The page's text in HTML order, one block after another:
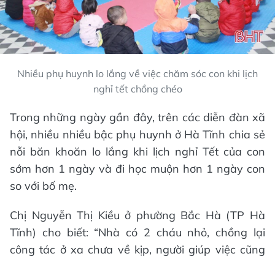
Nhiều phụ huynh lo lắng về việc chăm sóc con khi lịch
nghỉ tết chồng chéo
Trong những ngày gần đây, trên các diễn đàn xã
hội, nhiều nhiều bậc phụ huynh ở Hà Tĩnh chia sẻ
nỗi băn khoăn lo lắng khi lịch nghỉ Tết của con
sớm hơn 1 ngày và đi học muộn hơn 1 ngày con
so với bố mẹ.
Chị Nguyễn Thị Kiều ở phường Bắc Hà (TP Hà
Tĩnh) cho biết: “Nhà có 2 cháu nhỏ, chồng lại
công tác ở xa chưa về kịp, người giúp việc cũng